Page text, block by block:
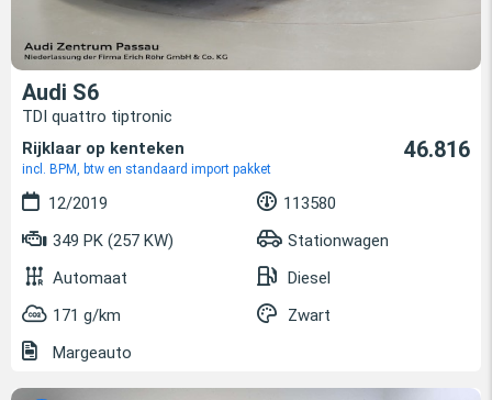
Audi S6
TDI quattro tiptronic
Rijklaar op kenteken
incl. BPM, btw en standaard import pakket
46.816
12/2019
113580
349 PK (257 KW)
Stationwagen
Automaat
Diesel
171 g/km
Zwart
Margeauto